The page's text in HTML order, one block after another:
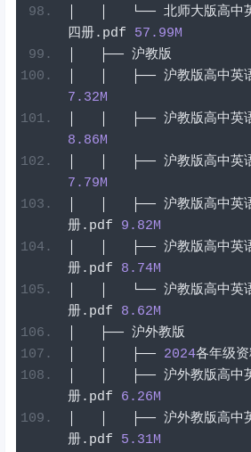
└── 北师大版高中
四册. pdf 57.99M
├── 沪教版
├── 沪教版高中英
7.32M
├── 沪教版高中英
8.86M
├── 沪教版高中英
7.79M
├── 沪教版高中英
册. pdf 9.82M
├── 沪教版高中英
册. pdf 8.74M
└── 沪教版高中英
册. pdf 8.62M
├── 沪外教版
├── 2024各年级
├── 沪外教版高中
册. pdf 6.26M
├── 沪外教版高中
册. pdf 5.31M